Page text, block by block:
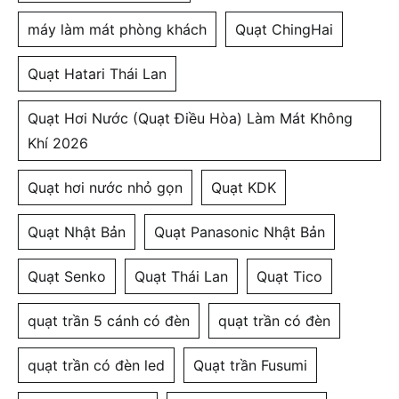
máy làm mát phòng khách Quạt ChingHai
Quạt Hatari Thái Lan
Quạt Hơi Nước (Quạt Điều Hòa) Làm Mát Không
Khí 2026
Quạt hơi nước nhỏ gọn Quạt KDK
Quạt Nhật Bản Quạt Panasonic Nhật Bản
Quạt Senko Quạt Thái Lan Quạt Tico
quạt trần 5 cánh có đèn quạt trần có đèn
quạt trần có đèn led Quạt trần Fusumi